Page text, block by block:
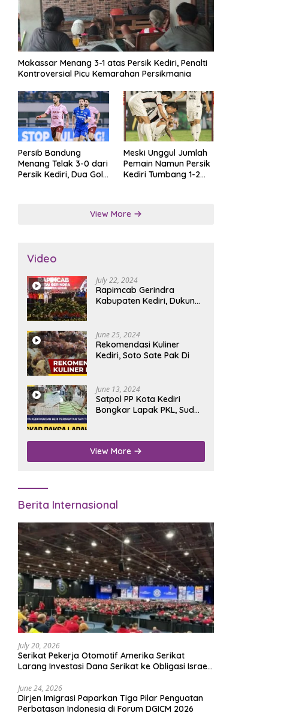
Makassar Menang 3-1 atas Persik Kediri, Penalti
Kontroversial Picu Kemarahan Persikmania
Persib Bandung
Menang Telak 3-0 dari
Persik Kediri, Dua Gol
Meski Unggul Jumlah
Pemain Namun Persik
Kediri Tumbang 1-2
View More
Video
July 22, 2024
Rapimcab Gerindra
Kabupaten Kediri, Dukung
June 25, 2024
Rekomendasi Kuliner
Kediri, Soto Sate Pak Di
June 13, 2024
Satpol PP Kota Kediri
Bongkar Lapak PKL, Sudah
View More
Berita Internasional
July 20, 2026
Serikat Pekerja Otomotif Amerika Serikat
Larang Investasi Dana Serikat ke Obligasi Israel,
June 24, 2026
Dirjen Imigrasi Paparkan Tiga Pilar Penguatan
Perbatasan Indonesia di Forum DGICM 2026